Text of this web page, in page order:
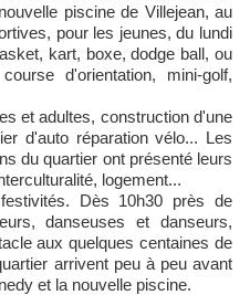
piscine de Villejean, au
pour les jeunes, du lundi
kart, boxe, dodge ball, ou
d'orientation, mini-golf,
et adultes, construction d'une
d'auto réparation vélo... Les
du quartier ont présenté leurs
logement...
Dès 10h30 près de
danseuses et danseurs,
aux quelques centaines de
arrivent peu à peu avant
et la nouvelle piscine.